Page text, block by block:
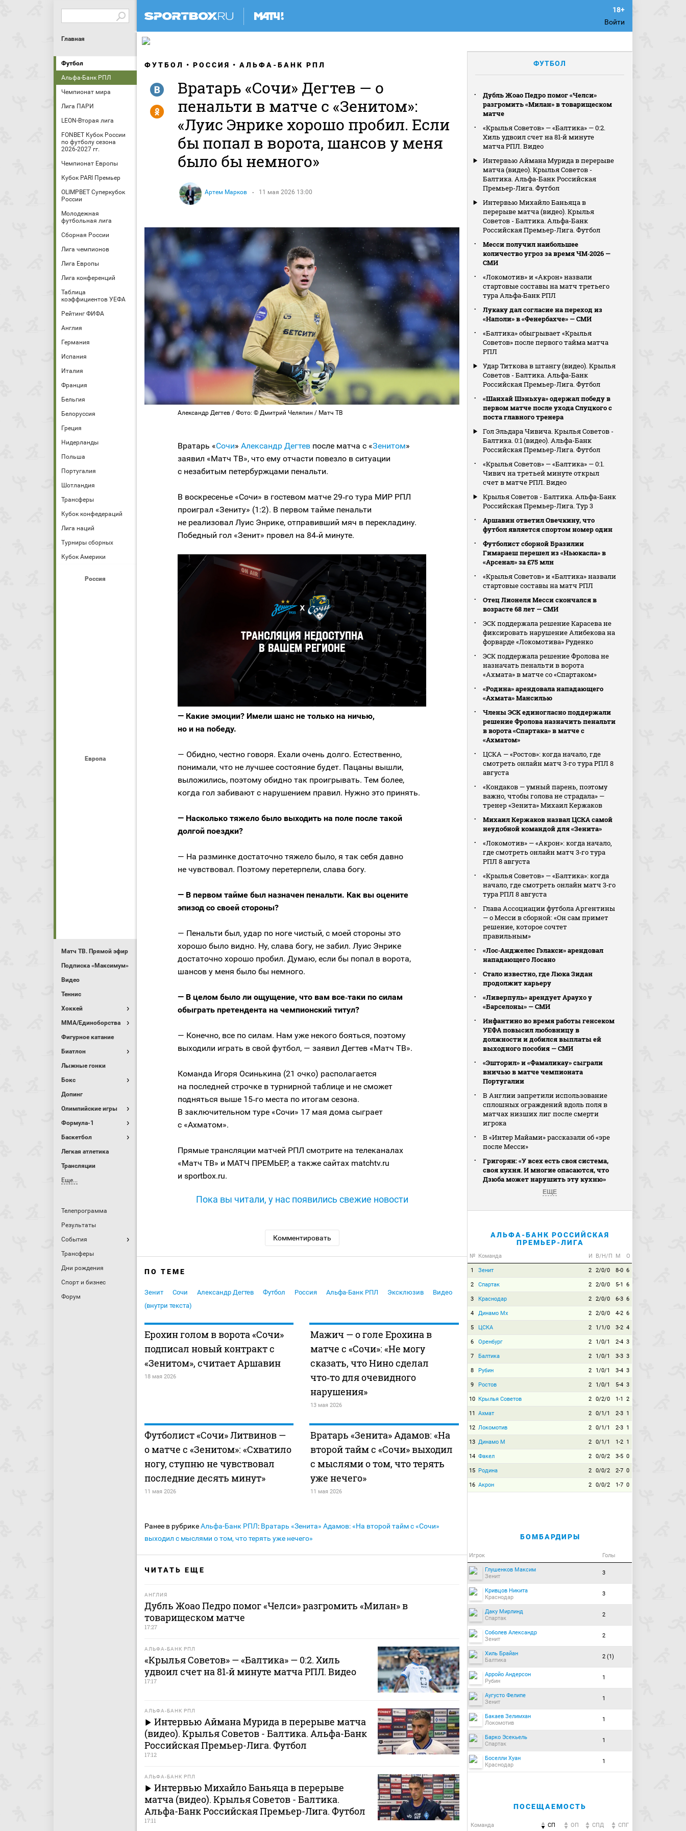
Войти
Главная
Футбол
Альфа-Банк РПЛ
Чемпионат мира
Лига ПАРИ
LEON-Вторая лига
FONBET Кубок России
по футболу сезона
2026-2027 гг.
Чемпионат Европы
Кубок PARI Премьер
OLIMPBET Суперкубок
России
Молодежная
футбольная лига
Сборная России
Лига чемпионов
Лига Европы
Лига конференций
Таблица
коэффициентов УЕФА
Рейтинг ФИФА
Англия
Германия
Испания
Италия
Франция
Бельгия
Белоруссия
Греция
Нидерланды
Польша
Португалия
Шотландия
Трансферы
Кубок конфедераций
Лига наций
Турниры сборных
Кубок Америки
Россия
Европа
Матч ТВ. Прямой эфир
Подписка «Максимум»
Видео
Теннис
Хоккей
MMA/Единоборства
Фигурное катание
Биатлон
Лыжные гонки
Бокс
Допинг
Олимпийские игры
Формула-1
Баскетбол
Легкая атлетика
Трансляции
Еще...
Телепрограмма
Результаты
События
Трансферы
Дни рождения
Спорт и бизнес
Форум
ФУТБОЛ РОССИЯ АЛЬФА-БАНК РПЛ
Вратарь «Сочи» Дегтев — о
пенальти в матче с «Зенитом»:
«Луис Энрике хорошо пробил. Если
бы попал в ворота, шансов у меня
было бы немного»
Артем Марков 11 мая 2026 13:00
R
Y
Александр Дегтев / Фото: © Дмитрий Челяпин / Матч ТВ
Вратарь «Сочи» Александр Дегтев после матча с «Зенитом»
заявил «Матч ТВ», что ему отчасти повезло в ситуации
с незабитым петербуржцами пенальти.
В воскресенье «Сочи» в гостевом матче 29‑го тура МИР РПЛ
проиграл «Зениту» (1:2). В первом тайме пенальти
не реализовал Луис Энрике, отправивший мяч в перекладину.
Победный гол «Зенит» провел на 84‑й минуте.
— Какие эмоции? Имели шанс не только на ничью,
но и на победу.
— Обидно, честно говоря. Ехали очень долго. Естественно,
понимали, что не лучшее состояние будет. Пацаны вышли,
выложились, поэтому обидно так проигрывать. Тем более,
когда гол забивают с нарушением правил. Нужно это принять.
— Насколько тяжело было выходить на поле после такой
долгой поездки?
— На разминке достаточно тяжело было, я так себя давно
не чувствовал. Поэтому перетерпели, слава богу.
— В первом тайме был назначен пенальти. Как вы оцените
эпизод со своей стороны?
— Пенальти был, удар по ноге чистый, с моей стороны это
хорошо было видно. Ну, слава богу, не забил. Луис Энрике
достаточно хорошо пробил. Думаю, если бы попал в ворота,
шансов у меня было бы немного.
— В целом было ли ощущение, что вам все‑таки по силам
обыграть претендента на чемпионский титул?
— Конечно, все по силам. Нам уже некого бояться, поэтому
выходили играть в свой футбол, — заявил Дегтев «Матч ТВ».
Команда Игоря Осинькина (21 очко) располагается
на последней строчке в турнирной таблице и не сможет
подняться выше 15‑го места по итогам сезона.
В заключительном туре «Сочи» 17 мая дома сыграет
с «Ахматом».
Прямые трансляции матчей РПЛ смотрите на телеканалах
«Матч ТВ» и МАТЧ ПРЕМЬЕР, а также сайтах matchtv.ru
и sportbox.ru.
Пока вы читали, у нас появились свежие новости
Комментировать
ПО ТЕМЕ
Зенит Сочи Александр Дегтев Футбол Россия Альфа-Банк РПЛ Эксклюзив
Видео
(внутри текста)
Ерохин голом в ворота «Сочи»
подписал новый контракт с
«Зенитом», считает Аршавин
18 мая 2026
Мажич — о голе Ерохина в
матче с «Сочи»: «Не могу
сказать, что Нино сделал
что‑то для очевидного
нарушения»
13 мая 2026
Футболист «Сочи» Литвинов —
о матче с «Зенитом»: «Схватило
ногу, ступню не чувствовал
последние десять минут»
11 мая 2026
Вратарь «Зенита» Адамов: «На
второй тайм с «Сочи» выходил
с мыслями о том, что терять
уже нечего»
11 мая 2026
Ранее в рубрикеАльфа-Банк РПЛ: Вратарь «Зенита» Адамов: «На второй тайм с «Сочи»
выходил с мыслями о том, что терять уже нечего»
ЧИТАТЬ ЕЩЕ
АНГЛИЯ
Дубль Жоао Педро помог «Челси» разгромить «Милан» в
товарищеском матче
17:27
АЛЬФА-БАНК РПЛ
«Крылья Советов» — «Балтика» — 0:2. Хиль
удвоил счет на 81‑й минуте матча РПЛ. Видео
17:17
АЛЬФА-БАНК РПЛ
Интервью Аймана Мурида в перерыве матча
(видео). Крылья Советов - Балтика. Альфа-Банк
Российская Премьер-Лига. Футбол
17:12
АЛЬФА-БАНК РПЛ
Интервью Михайло Баньяца в перерыве
матча (видео). Крылья Советов - Балтика.
Альфа-Банк Российская Премьер-Лига. Футбол
17:11
ФУТБОЛ
Дубль Жоао Педро помог «Челси»
разгромить «Милан» в товарищеском
матче
«Крылья Советов» — «Балтика» — 0:2.
Хиль удвоил счет на 81‑й минуте
матча РПЛ. Видео
Интервью Аймана Мурида в перерыве
матча (видео). Крылья Советов -
Балтика. Альфа-Банк Российская
Премьер-Лига. Футбол
Интервью Михайло Баньяца в
перерыве матча (видео). Крылья
Советов - Балтика. Альфа-Банк
Российская Премьер-Лига. Футбол
Месси получил наибольшее
количество угроз за время ЧМ‑2026 —
СМИ
«Локомотив» и «Акрон» назвали
стартовые составы на матч третьего
тура Альфа‑Банк РПЛ
Лукаку дал согласие на переход из
«Наполи» в «Фенербахче» — СМИ
«Балтика» обыгрывает «Крылья
Советов» после первого тайма матча
РПЛ
Удар Титкова в штангу (видео). Крылья
Советов - Балтика. Альфа-Банк
Российская Премьер-Лига. Футбол
«Шанхай Шэньхуа» одержал победу в
первом матче после ухода Слуцкого с
поста главного тренера
Гол Эльдара Чивича. Крылья Советов -
Балтика. 0:1 (видео). Альфа-Банк
Российская Премьер-Лига. Футбол
«Крылья Советов» — «Балтика» — 0:1.
Чивич на третьей минуте открыл
счет в матче РПЛ. Видео
Крылья Советов - Балтика. Альфа-Банк
Российская Премьер-Лига. Тур 3
Аршавин ответил Овечкину, что
футбол является спортом номер один
Футболист сборной Бразилии
Гимараеш перешел из «Ньюкасла» в
«Арсенал» за £75 млн
«Крылья Советов» и «Балтика» назвали
стартовые составы на матч РПЛ
Отец Лионеля Месси скончался в
возрасте 68 лет — СМИ
ЭСК поддержала решение Карасева не
фиксировать нарушение Алибекова на
форварде «Локомотива» Руденко
ЭСК поддержала решение Фролова не
назначать пенальти в ворота
«Ахмата» в матче со «Спартаком»
«Родина» арендовала нападающего
«Ахмата» Мансилью
Члены ЭСК единогласно поддержали
решение Фролова назначить пенальти
в ворота «Спартака» в матче с
«Ахматом»
ЦСКА — «Ростов»: когда начало, где
смотреть онлайн матч 3‑го тура РПЛ 8
августа
«Кондаков — умный парень, поэтому
важно, чтобы голова не страдала» —
тренер «Зенита» Михаил Кержаков
Михаил Кержаков назвал ЦСКА самой
неудобной командой для «Зенита»
«Локомотив» — «Акрон»: когда начало,
где смотреть онлайн матч 3‑го тура
РПЛ 8 августа
«Крылья Советов» — «Балтика»: когда
начало, где смотреть онлайн матч 3‑го
тура РПЛ 8 августа
Глава Ассоциации футбола Аргентины
— о Месси в сборной: «Он сам примет
решение, которое сочтет
правильным»
«Лос‑Анджелес Гэлакси» арендовал
нападающего Лосано
Стало известно, где Люка Зидан
продолжит карьеру
«Ливерпуль» арендует Араухо у
«Барселоны» — СМИ
Инфантино во время работы генсеком
УЕФА повысил любовницу в
должности и добился выплаты ей
выходного пособия — СМИ
«Эшторил» и «Фамаликау» сыграли
вничью в матче чемпионата
Португалии
В Англии запретили использование
сплошных ограждений вдоль поля в
матчах низших лиг после смерти
игрока
В «Интер Майами» рассказали об «эре
после Месси»
Григорян: «У всех есть своя система,
своя кухня. И многие опасаются, что
Дзюба может нарушить эту кухню»
ЕЩЕ
АЛЬФА-БАНК РОССИЙСКАЯ
ПРЕМЬЕР-ЛИГА
№ Команда И В/Н/П М О
1 Зенит 2 2/0/0 8-0 6
2 Спартак 2 2/0/0 5-1 6
3 Краснодар 2 2/0/0 6-3 6
4 Динамо Мх 2 2/0/0 4-2 6
5 ЦСКА 2 1/1/0 3-2 4
6 Оренбург 2 1/0/1 2-4 3
7 Балтика 2 1/0/1 3-3 3
8 Рубин 2 1/0/1 3-4 3
9 Ростов 2 1/0/1 5-4 3
10 Крылья Советов 2 0/2/0 1-1 2
11 Ахмат 2 0/1/1 2-3 1
12 Локомотив 2 0/1/1 2-3 1
13 Динамо М 2 0/1/1 1-2 1
14 Факел 2 0/0/2 3-5 0
15 Родина 2 0/0/2 2-7 0
16 Акрон 2 0/0/2 1-7 0
БОМБАРДИРЫ
Игрок Голы
Глушенков Максим
Зенит
3
Кривцов Никита
Краснодар
3
Даку Мирлинд
Спартак
2
Соболев Александр
Зенит
2
Хиль Брайан
Балтика
2 (1)
Арройо Андерсон
Рубин
1
Аугусто Фелипе
Зенит
1
Бакаев Зелимхан
Локомотив
1
Барко Эсекьель
Спартак
1
Боселли Хуан
Краснодар
1
ПОСЕЩАЕМОСТЬ
Команда СП ОП CПД CПГ